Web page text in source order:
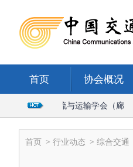
首页 协会概况
2026国际物流与运输学会（廊
首页 > 行业动态 > 综合交通